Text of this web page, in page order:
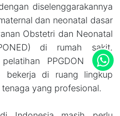
diselenggarakannya
dan neonatal dasar
Obstetri dan Neonatal
di rumah sakit.
PPGDON untuk
bekerja di ruang lingkup
yang profesional.